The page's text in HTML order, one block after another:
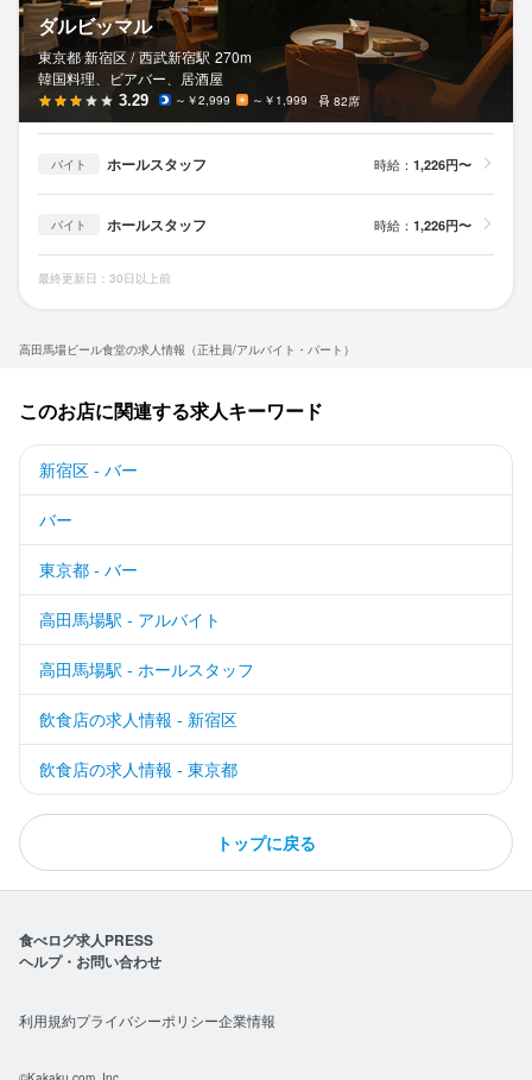
高田馬場ビール食堂の求人情報（正社員/アルバイト・パート）
ダルビッマル
東京都 新宿区 / 西武新宿駅 270m
韓国料理、ビアバー、居酒屋
3.29 ～￥2,999 ～￥1,999 82席
バイト ホールスタッフ 時給： 1,226円〜
バイト ホールスタッフ 時給： 1,226円〜
最終更新日：30日以上前
このお店に関連する求人キーワード
新宿区 - バー
バー
東京都 - バー
高田馬場駅 - アルバイト
高田馬場駅 - ホールスタッフ
飲食店の求人情報 - 新宿区
飲食店の求人情報 - 東京都
トップに戻る
食べログ求人PRESS
ヘルプ・お問い合わせ
利用規約プライバシーポリシー企業情報